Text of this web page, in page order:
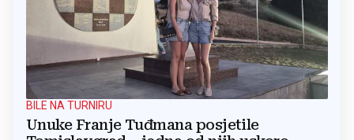
BILE NA TURNIRU
Unuke Franje Tuđmana posjetile